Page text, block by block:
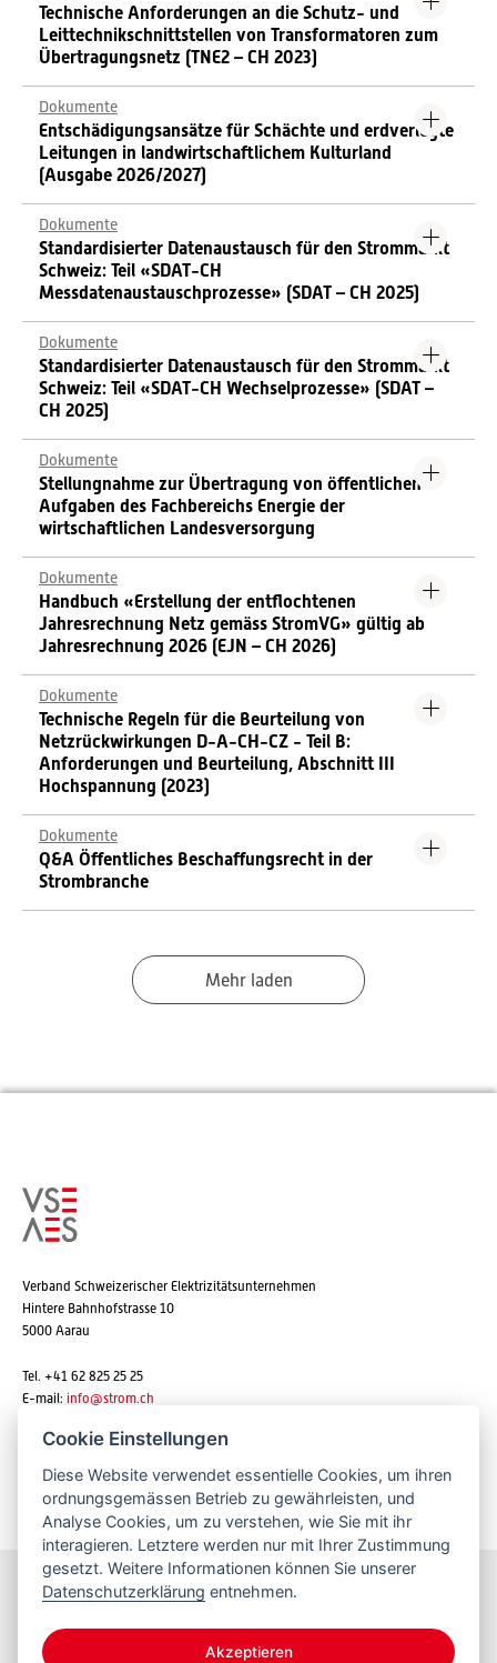
Technische Anforderungen an die Schutz- und
Leittechnikschnittstellen von Transformatoren zum
Übertragungsnetz (TNE2 – CH 2023)
Dokumente
Entschädigungsansätze für Schächte und erdverlegte
Leitungen in landwirtschaftlichem Kulturland
(Ausgabe 2026/2027)
Dokumente
Standardisierter Datenaustausch für den Strommarkt
Schweiz: Teil «SDAT-CH
Messdatenaustauschprozesse» (SDAT – CH 2025)
Dokumente
Standardisierter Datenaustausch für den Strommarkt
Schweiz: Teil «SDAT-CH Wechselprozesse» (SDAT –
CH 2025)
Dokumente
Stellungnahme zur Übertragung von öffentlichen
Aufgaben des Fachbereichs Energie der
wirtschaftlichen Landesversorgung
Dokumente
Handbuch «Erstellung der entflochtenen
Jahresrechnung Netz gemäss StromVG» gültig ab
Jahresrechnung 2026 (EJN – CH 2026)
Dokumente
Technische Regeln für die Beurteilung von
Netzrückwirkungen D-A-CH-CZ - Teil B:
Anforderungen und Beurteilung, Abschnitt III
Hochspannung (2023)
Dokumente
Q&A Öffentliches Beschaffungsrecht in der
Strombranche
Mehr laden
Verband Schweizerischer Elektrizitätsunternehmen
Hintere Bahnhofstrasse 10
5000 Aarau
Tel. +41 62 825 25 25
E-mail: info@strom.ch
Newsletter abonnieren
Bleiben Sie informiert
Cookie Einstellungen
Diese Website verwendet essentielle Cookies, um ihren
ordnungsgemässen Betrieb zu gewährleisten, und
Analyse Cookies, um zu verstehen, wie Sie mit ihr
interagieren. Letztere werden nur mit Ihrer Zustimmung
gesetzt. Weitere Informationen können Sie unserer
Datenschutzerklärung entnehmen.
Akzeptieren